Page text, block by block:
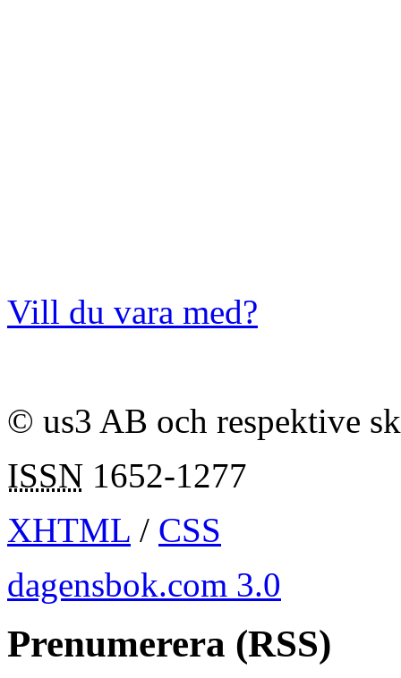
Vill du vara med?
© us3 AB och respektive
ISSN 1652-1277
XHTML / CSS
dagensbok.com 3.0
Prenumerera (RSS)